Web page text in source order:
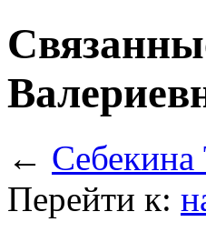
← Себекина
Перейти к: